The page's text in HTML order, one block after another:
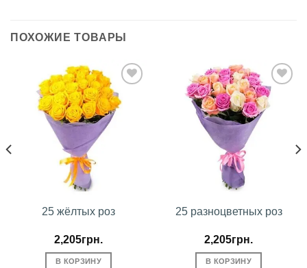
ПОХОЖИЕ ТОВАРЫ
В
избранное
25 жёлтых роз
2,205грн.
В КОРЗИНУ
В
избранное
25 разноцветных роз
2,205грн.
В КОРЗИНУ